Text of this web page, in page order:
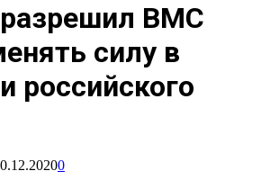
разрешил ВМС
силу в
российского
0